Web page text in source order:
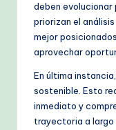
deben evolucionar
priorizan el
mejor
aprovechar
En última
sostenible. Esto
inmediato y
trayectoria a largo